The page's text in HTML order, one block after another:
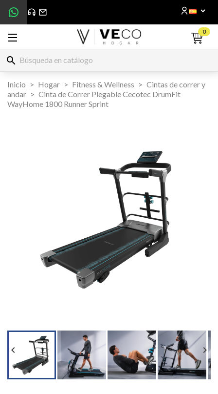
0
search
Inicio Hogar Fitness & Wellness
Cintas de correr y
andar
Cinta de Correr Plegable Cecotec DrumFit
WayHome 1800 Runner Sprint
 